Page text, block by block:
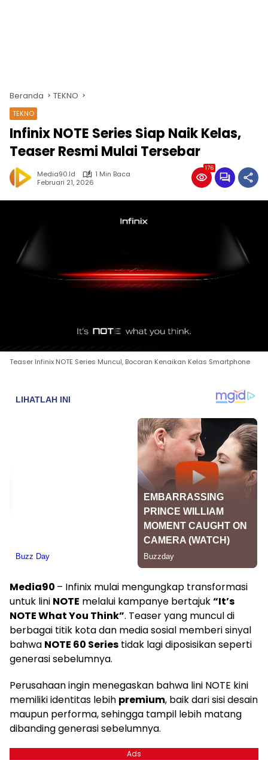
Beranda TEKNO
TEKNO
Infinix NOTE Series Siap Naik Kelas,
Teaser Resmi Mulai Tersebar
Media90.id
1 Min Baca
Februari 21, 2026
176
Teaser Infinix NOTE Series Muncul, Bocoran Kenaikan Kelas Smartphone
Media90 – Infinix mulai mengungkap transformasi
untuk lini NOTE melalui kampanye bertajuk“It’s
NOTE What You Think”. Teaser yang muncul di
berbagai titik kota dan media sosial memberi sinyal
bahwa NOTE 60 Series tidak lagi diposisikan seperti
generasi sebelumnya.
Perusahaan ingin menegaskan bahwa lini NOTE kini
memiliki identitas lebih premium, baik dari sisi desain
maupun performa, sehingga tampil lebih matang
dibanding generasi sebelumnya.
Ads